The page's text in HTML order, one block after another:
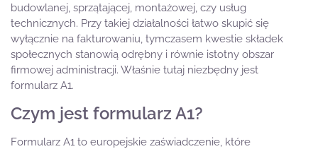
budowlanej, sprzątającej, montażowej, czy usług
technicznych. Przy takiej działalności łatwo skupić się
wyłącznie na fakturowaniu, tymczasem kwestie składek
społecznych stanowią odrębny i równie istotny obszar
firmowej administracji. Właśnie tutaj niezbędny jest
formularz A1.
Czym jest formularz A1?
Formularz A1 to europejskie zaświadczenie, które